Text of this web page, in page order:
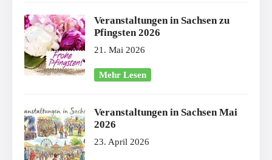
Veranstaltungen in Sachsen zu
Pfingsten 2026
21. Mai 2026
Mehr Lesen
Veranstaltungen in Sachsen Mai
2026
23. April 2026